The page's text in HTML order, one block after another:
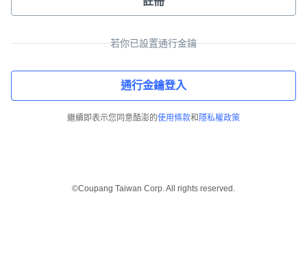
若你已設置通行金鑰
通行金鑰登入
繼續即表示您同意酷澎的使用條款和 隱私權政策
©Coupang Taiwan Corp. All rights reserved.